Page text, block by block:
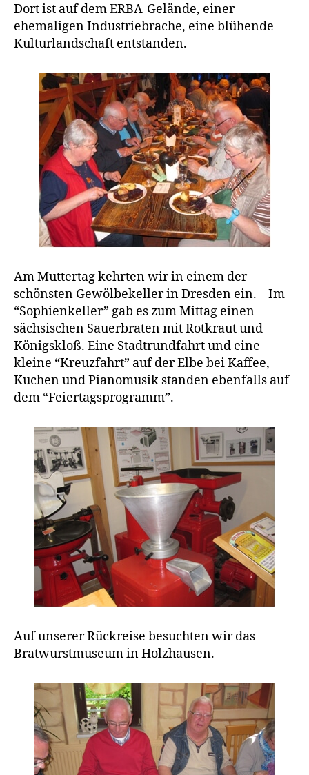
Dort ist auf dem ERBA-Gelände, einer
ehemaligen Industriebrache, eine blühende
Kulturlandschaft entstanden.
Am Muttertag kehrten wir in einem der
schönsten Gewölbekeller in Dresden ein. – Im
“Sophienkeller” gab es zum Mittag einen
sächsischen Sauerbraten mit Rotkraut und
Königskloß. Eine Stadtrundfahrt und eine
kleine “Kreuzfahrt” auf der Elbe bei Kaffee,
Kuchen und Pianomusik standen ebenfalls auf
dem “Feiertagsprogramm”.
Auf unserer Rückreise besuchten wir das
Bratwurstmuseum in Holzhausen.